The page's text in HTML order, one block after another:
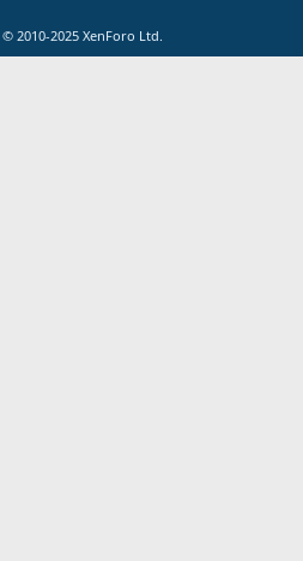
© 2010-2025 XenForo Ltd.